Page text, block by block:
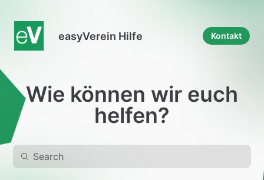
easyVerein Hilfe Kontakt
Wie können wir euch
helfen?